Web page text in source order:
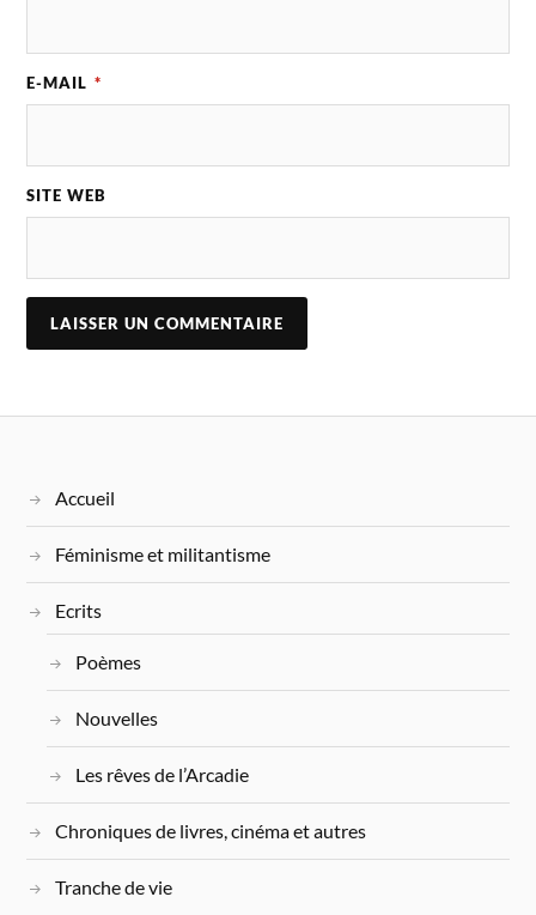
E-MAIL *
SITE WEB
Accueil
Féminisme et militantisme
Ecrits
Poèmes
Nouvelles
Les rêves de l’Arcadie
Chroniques de livres, cinéma et autres
Tranche de vie